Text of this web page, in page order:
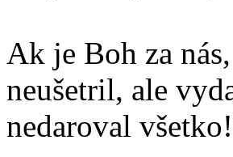
Ak je Boh za
neušetril, ale
nedaroval